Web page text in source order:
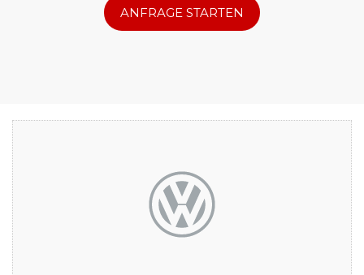
ANFRAGE STARTEN